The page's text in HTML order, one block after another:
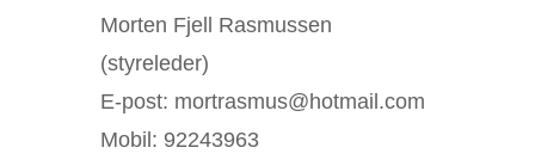
Morten Fjell Rasmussen
(styreleder)
E-post: mortrasmus@hotmail.com
Mobil: 92243963